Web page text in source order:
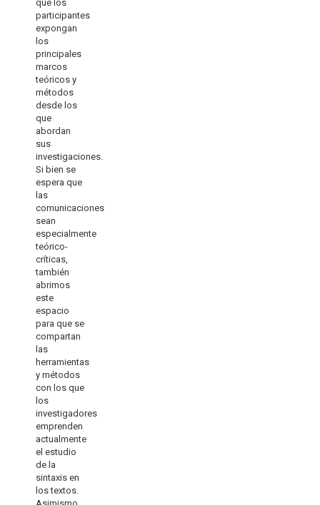
que los
participantes
expongan
los
principales
marcos
teóricos y
métodos
desde los
que
abordan
sus
investigaciones.
Si bien se
espera que
las
comunicaciones
sean
especialmente
teórico-
críticas,
también
abrimos
este
espacio
para que se
compartan
las
herramientas
y métodos
con los que
los
investigadores
emprenden
actualmente
el estudio
de la
sintaxis en
los textos.